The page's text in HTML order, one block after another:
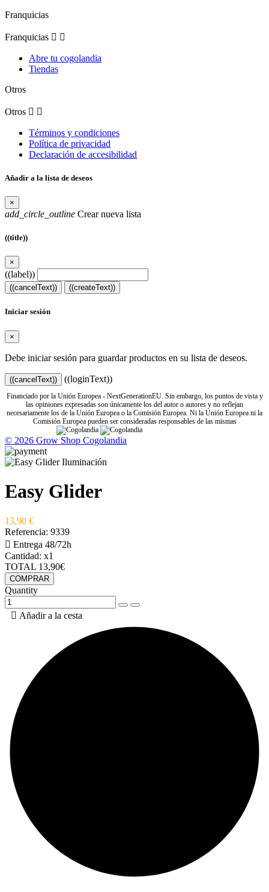
Franquicias
Franquicias  
Abre tu cogolandia
Tiendas
Otros
Otros  
Términos y condiciones
Política de privacidad
Declaración de accesibilidad
Añadir a la lista de deseos
×
add_circle_outline Crear nueva lista
((title))
×
((label))
((cancelText)) ((createText))
Iniciar sesión
×
Debe iniciar sesión para guardar productos en su lista de deseos.
((cancelText)) ((loginText))
Financiado por la Unión Europea - NextGenerationEU. Sin embargo, los puntos de vista y
las opiniones expresadas son únicamente los del autor o autores y no reflejan
necesariamente los de la Unión Europea o la Comisión Europea. Ni la Unión Europea ni la
Comisión Europea pueden ser consideradas responsables de las mismas
© 2026 Grow Shop Cogolandia
Easy Glider
13,90 €
Referencia: 9339
 Entrega 48/72h
Cantidad: x1
TOTAL 13,90€
COMPRAR
Quantity
 Añadir a la cesta